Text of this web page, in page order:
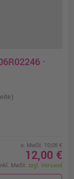
·
o. MwSt. 10,08 €
12,00 €
MwSt. zzgl. Versand